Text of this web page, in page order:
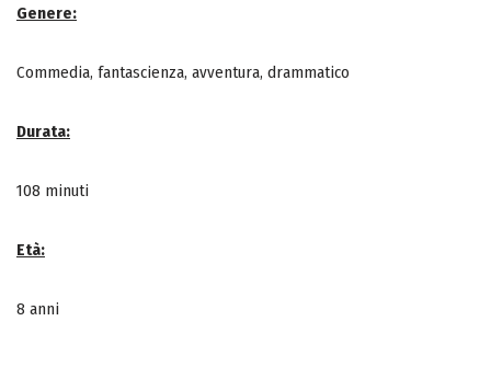
Genere:
Commedia, fantascienza, avventura, drammatico
Durata:
108 minuti
Età:
8 anni